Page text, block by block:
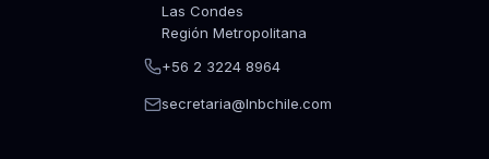
Las Condes
Región Metropolitana
+56 2 3224 8964
secretaria@lnbchile.com